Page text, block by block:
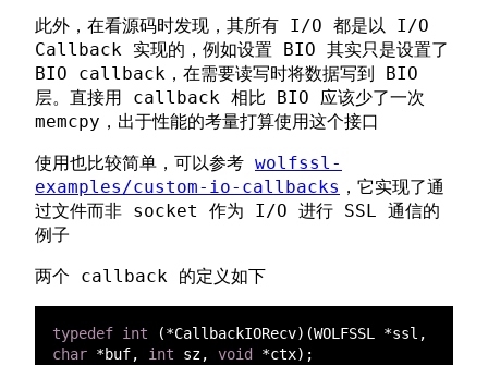
此外，在看源码时发现，其所有 I/O 都是以 I/O
Callback 实现的，例如设置 BIO 其实只是设置了
BIO callback，在需要读写时将数据写到 BIO
层。直接用 callback 相比 BIO 应该少了一次
memcpy，出于性能的考量打算使用这个接口
使用也比较简单，可以参考 wolfssl-
examples/custom-io-callbacks ，它实现了通
过文件而非 socket 作为 I/O 进行 SSL 通信的
例子
两个 callback 的定义如下
typedef int
char *buf, int sz, void